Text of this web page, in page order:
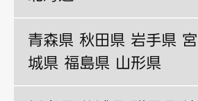
青森県 秋田県 岩手県 宮
城県 福島県 山形県